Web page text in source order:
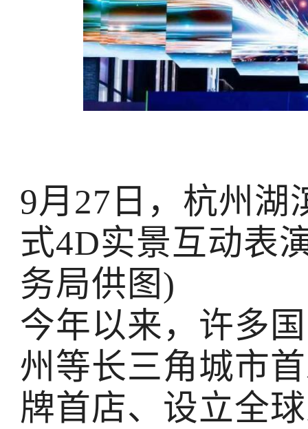
9月27日，杭州湖
式4D实景互动表
务局供图)
今年以来，许多
州等长三角城市
牌首店、设立全